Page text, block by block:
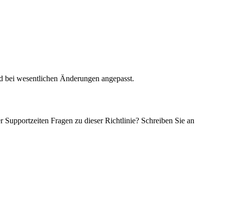
wesentlichen Änderungen angepasst.
Fragen zu dieser Richtlinie? Schreiben Sie an